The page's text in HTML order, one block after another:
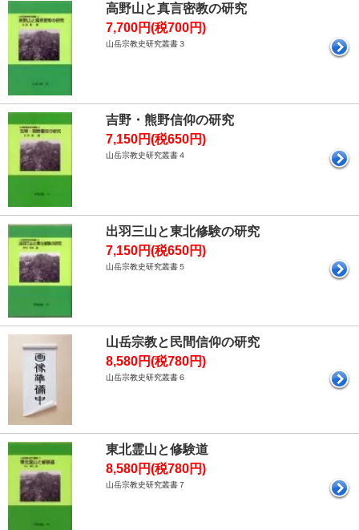
高野山と真言密教の研究
7,700円(税700円)
山岳宗教史研究叢書３
吉野・熊野信仰の研究
7,150円(税650円)
山岳宗教史研究叢書４
出羽三山と東北修験の研究
7,150円(税650円)
山岳宗教史研究叢書５
山岳宗教と民間信仰の研究
8,580円(税780円)
山岳宗教史研究叢書６
東北霊山と修験道
8,580円(税780円)
山岳宗教史研究叢書７